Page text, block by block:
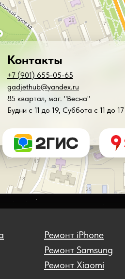
+7 (901) 655-05-65
gadjethub@yandex.ru
85 квартал, маг. "Весна"
Будни с 11 до 19, Суббота с 11 до 17
Контакты
Ремонт iPhone
Ремонт Samsung
Ремонт Xiaomi